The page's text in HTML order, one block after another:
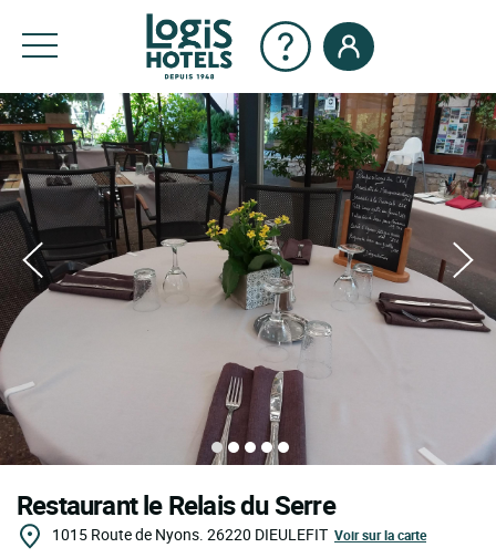
Restaurant le Relais du Serre
1015 Route de Nyons. 26220 DIEULEFIT Voir sur la carte